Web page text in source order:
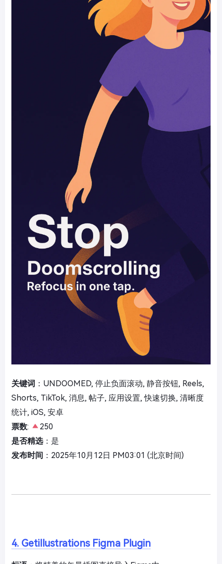
关键词 ：UNDOOMED, 停止负面滚动, 静音按钮, Reels,
Shorts, TikTok, 消息, 帖子, 应用设置, 快速切换, 清晰度
统计, iOS, 安卓
票数:
250
是否精选：是
发布时间 ：2025年10月12日 PM03:01 (北京时间)
4. Getillustrations Figma Plugin